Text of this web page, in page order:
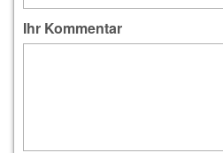
Ihr Kommentar